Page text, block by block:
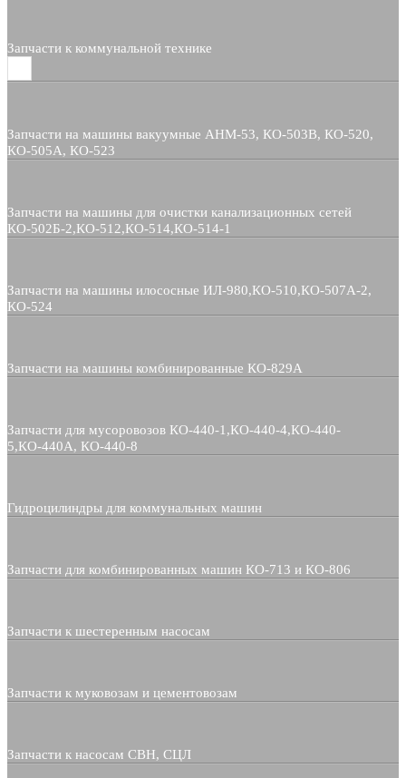
Запчасти к коммунальной технике
Запчасти на машины вакуумные АНМ-53, КО-503В, КО-520,
КО-505А, КО-523
Запчасти на машины для очистки канализационных сетей
КО-502Б-2,КО-512,КО-514,КО-514-1
Запчасти на машины илососные ИЛ-980,КО-510,КО-507А-2,
КО-524
Запчасти на машины комбинированные КО-829А
Запчасти для мусоровозов КО-440-1,КО-440-4,КО-440-
5,КО-440А, КО-440-8
Гидроцилиндры для коммунальных машин
Запчасти для комбинированных машин КО-713 и КО-806
Запчасти к шестеренным насосам
Запчасти к муковозам и цементовозам
Запчасти к насосам СВН, СЦЛ